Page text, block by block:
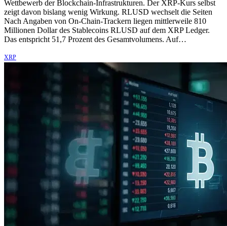
Wettbewerb der Blockchain-Infrastrukturen. Der XRP-Kurs selbst
zeigt davon bislang wenig Wirkung. RLUSD wechselt die Seiten
Nach Angaben von On-Chain-Trackern liegen mittlerweile 810
Millionen Dollar des Stablecoins RLUSD auf dem XRP Ledger.
Das entspricht 51,7 Prozent des Gesamtvolumens. Auf…
XRP